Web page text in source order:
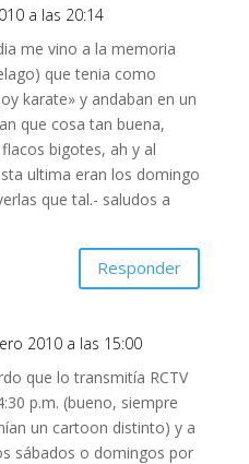
a las 20:14
me vino a la memoria
que tenia como
karate» y andaban en un
que cosa tan buena,
bigotes, ah y al
ultima eran los domingo
que tal.- saludos a
Responder
2010 a las 15:00
que lo transmitía RCTV
p.m. (bueno, siempre
un cartoon distinto) y a
sábados o domingos por